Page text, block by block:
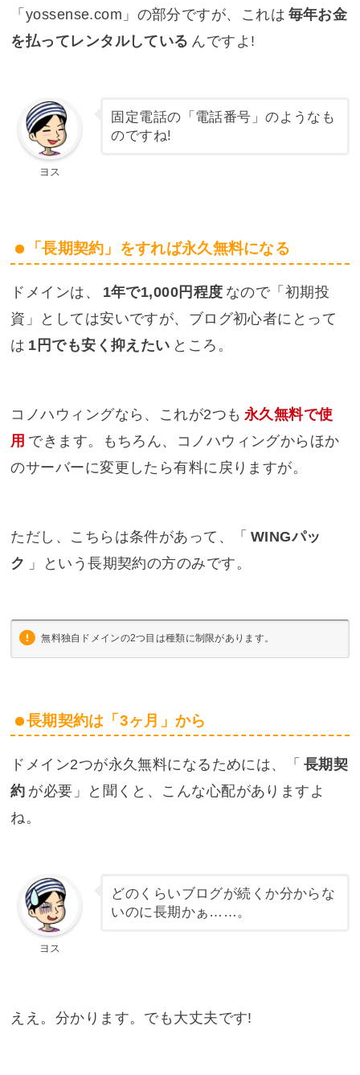
「yossense.com」の部分ですが、これは 毎年お金
を払ってレンタルしている んですよ!
ヨス
固定電話の「電話番号」のようなも
のですね!
「長期契約」をすれば永久無料になる
ドメインは、 1年で1,000円程度 なので「初期投
資」としては安いですが、ブログ初心者にとって
は 1円でも安く抑えたい ところ。
コノハウィングなら、これが2つも 永久無料で使
用 できます。もちろん、コノハウィングからほか
のサーバーに変更したら有料に戻りますが。
ただし、こちらは条件があって、「 WINGパッ
ク 」という長期契約の方のみです。
無料独自ドメインの2つ目は種類に制限があります。
長期契約は「3ヶ月」から
ドメイン2つが永久無料になるためには、「 長期契
約 が必要」と聞くと、こんな心配がありますよ
ね。
ヨス
どのくらいブログが続くか分からな
いのに長期かぁ……。
ええ。分かります。でも大丈夫です!